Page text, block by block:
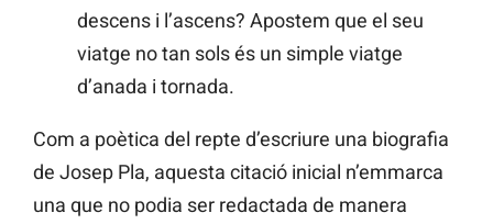
descens i l’ascens? Apostem que el seu
viatge no tan sols és un simple viatge
d’anada i tornada.
Com a poètica del repte d’escriure una biografia
de Josep Pla, aquesta citació inicial n’emmarca
una que no podia ser redactada de manera